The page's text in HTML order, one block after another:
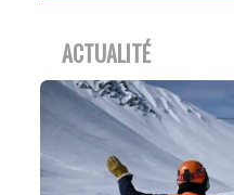
ACTUALITÉ